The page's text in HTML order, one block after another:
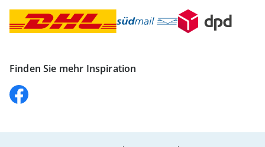
Finden Sie mehr Inspiration